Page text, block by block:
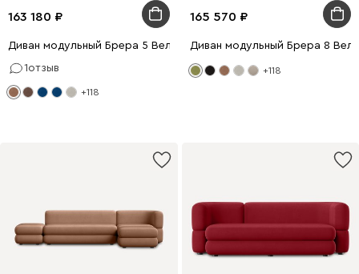
163 180
Диван модульный Брера 5 Велюр Карамельный
1отзыв
+118
165 570
Диван модульный Брера 8
+118